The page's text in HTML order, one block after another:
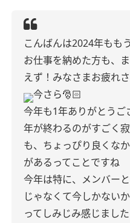
こんばんは2024年もも
お仕事を納めた方も、
えず！みなさまお疲れ
今さら🎅🏻
今年も1年ありがとうご
年が終わるのがすごく寂
も、ちょっぴり良くな
があるってことですね
今年は特に、メンバー
じゃなくて今しかない
ってしみじみ感じました